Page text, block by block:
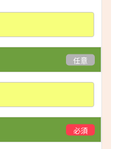
任意
必須